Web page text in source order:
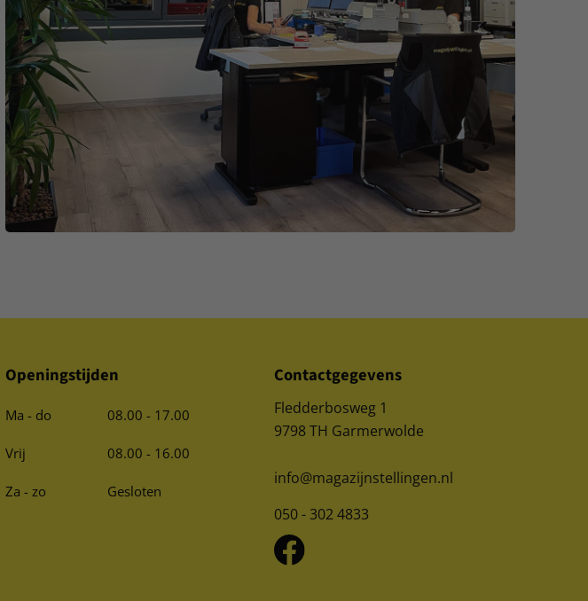
Openingstijden
Ma - do 08.00 - 17.00
Vrij 08.00 - 16.00
Za - zo Gesloten
Contactgegevens
Fledderbosweg 1
9798 TH Garmerwolde
info@magazijnstellingen.nl
050 - 302 4833